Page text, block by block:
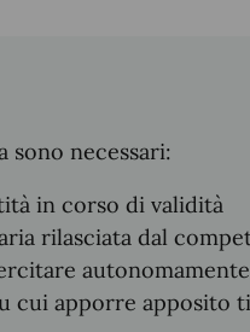
sono necessari:
in corso di validità
rilasciata dal
cui apporre apposito